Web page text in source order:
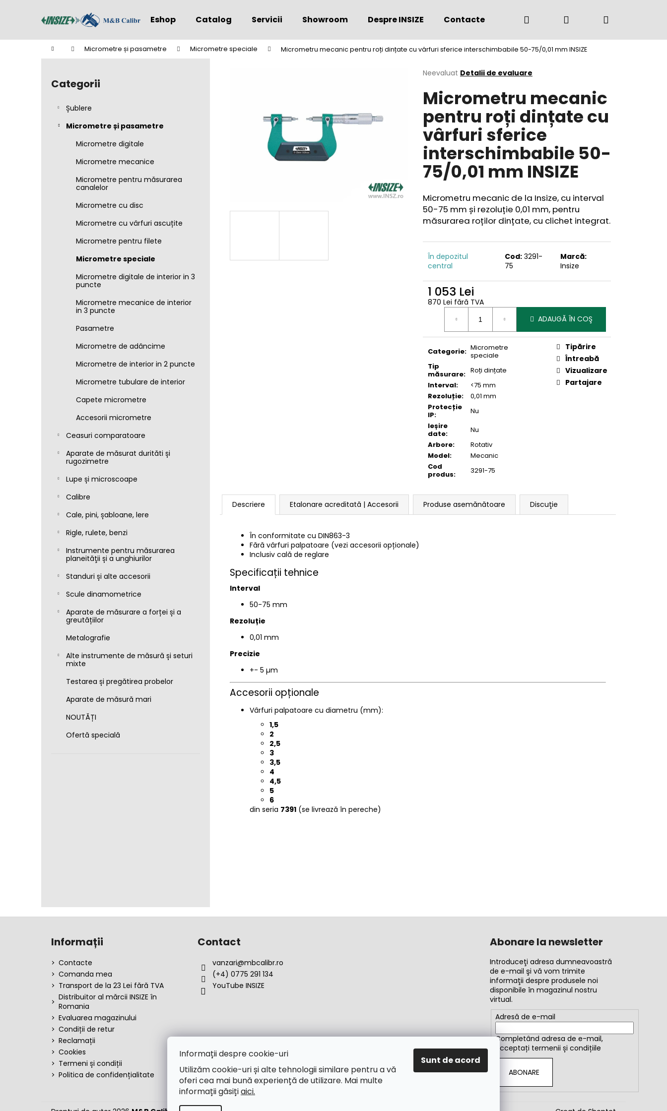
Informații despre cookie-uri
Utilizăm cookie-uri și alte tehnologii similare pentru a vă
oferi cea mai bună experiență de utilizare. Mai multe
informații găsițiaici.
Sunt de acord
Eshop Catalog Servicii Showroom Despre INSIZE Contacte (+4) 0775 291 134
Căutare Autentificare
Acasă Micrometre și pasametre Micrometre speciale Micrometru mecanic pentru roți dințate cu vârfuri sferice interschimbabile 50-75/0,01 mm INSIZE
B
Sari
Categorii
Șublere
Micrometre și pasametre
Micrometre digitale
Micrometre mecanice
Micrometre pentru măsurarea
canalelor
Micrometre cu disc
Micrometre cu vârfuri ascuțite
Micrometre pentru filete
Micrometre speciale
Micrometre digitale de interior in 3
puncte
Micrometre mecanice de interior
in 3 puncte
Pasametre
Micrometre de adâncime
Micrometre de interior in 2 puncte
Micrometre tubulare de interior
Capete micrometre
Accesorii micrometre
Ceasuri comparatoare
Aparate de măsurat durităti și
rugozimetre
Lupe și microscoape
Calibre
Cale, pini, șabloane, lere
Rigle, rulete, benzi
Instrumente pentru măsurarea
planeităţii și a unghiurilor
Standuri și alte accesorii
Scule dinamometrice
Aparate de măsurare a forței și a
greutățiilor
Metalografie
Alte instrumente de măsură și seturi
mixte
Testarea și pregătirea probelor
Aparate de măsură mari
NOUTĂȚI
Ofertă specială
Evaluarea
a
produsului
0,0
din
5
stele.
Neevaluat Detalii de evaluare
Micrometru mecanic
pentru roți dințate cu
vârfuri sferice
interschimbabile 50-
75/0,01 mm INSIZE
Micrometru mecanic de la Insize, cu interval
50-75 mm și rezoluție 0,01 mm, pentru
măsurarea roților dințate, cu clichet integrat.
În depozitul
central
Cod: 3291-
75
Marcă:
Insize
1 053 Lei
870 Lei fără TVA
Evaluare
ADAUGĂ ÎN COŞ
Categorie: Micrometre
speciale
Tip
măsurare: Roți dințate
Interval:
<75 mm
Rezoluție:
0,01 mm
Protecție
IP:
Nu
Ieșire
date:
Nu
Arbore:
Rotativ
Model:
Mecanic
Cod
produs: 3291-75
Tipărire
Întreabă
Vizualizare
Partajare
Descriere Etalonare acreditată | Accesorii Produse asemănătoare Discuţie
În conformitate cu DIN863-3
Fără vârfuri palpatoare (vezi accesorii opționale)
Inclusiv cală de reglare
Specificații tehnice
Interval
50-75 mm
Rezoluție
0,01 mm
Precizie
+- 5 µm
Accesorii opționale
Vârfuri palpatoare cu diametru (mm):
1,5
2
2,5
3
3,5
4
4,5
5
6
din seria 7391 (se livrează în pereche)
Înapoi
la
Înapoi
la
Ce căutaţi?
Vă recomandăm
Informații
Contacte
Comanda mea
Transport de la 23 Lei fără TVA
Distribuitor al mărcii INSIZE în
Romania
Evaluarea magazinului
Condiții de retur
Reclamații
Cookies
Termeni și condiții
Politica de confidențialitate
Contact
vanzari@mbcalibr.ro
(+4) 0775 291 134
YouTube INSIZE
Abonare la newsletter
Introduceţi adresa dumneavoastră
de e-mail şi vă vom trimite
informaţii despre produsele noi
disponibile în magazinul nostru
virtual.
Adresă de e-mail
Completând adresa de e-mail,
acceptați termenii și condițiile
ABONARE